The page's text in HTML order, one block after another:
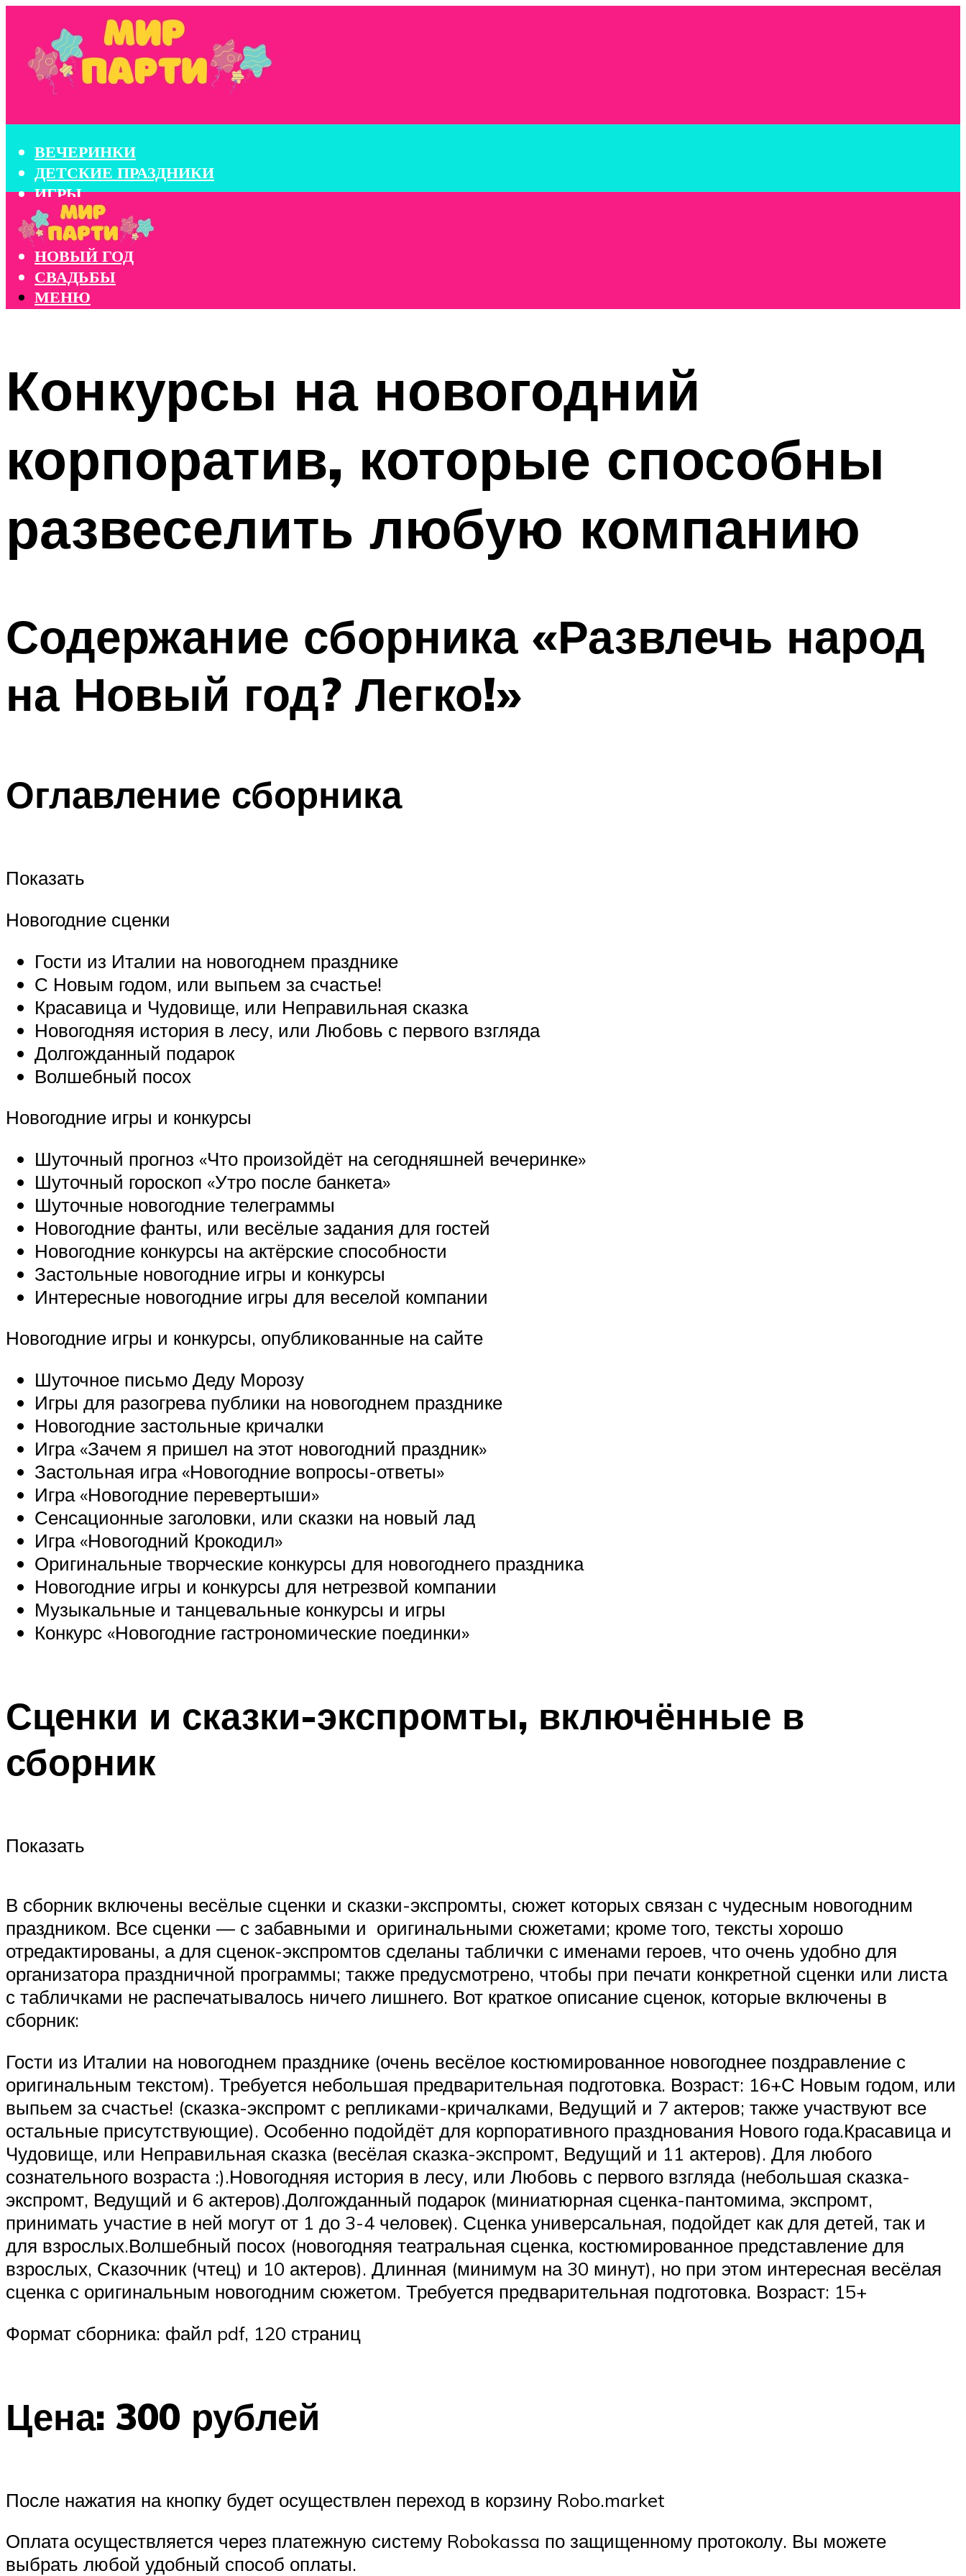
ВЕЧЕРИНКИ
ДЕТСКИЕ ПРАЗДНИКИ
ИГРЫ
КОНКУРСЫ
КОРПОРАТИВЫ
НОВЫЙ ГОД
СВАДЬБЫ
МЕНЮ
Конкурсы на новогодний
корпоратив, которые способны
развеселить любую компанию
Содержание сборника «Развлечь народ
на Новый год? Легко!»
Оглавление сборника
Показать
Новогодние сценки
Гости из Италии на новогоднем празднике
С Новым годом, или выпьем за счастье!
Красавица и Чудовище, или Неправильная сказка
Новогодняя история в лесу, или Любовь с первого взгляда
Долгожданный подарок
Волшебный посох
Новогодние игры и конкурсы
Шуточный прогноз «Что произойдёт на сегодняшней вечеринке»
Шуточный гороскоп «Утро после банкета»
Шуточные новогодние телеграммы
Новогодние фанты, или весёлые задания для гостей
Новогодние конкурсы на актёрские способности
Застольные новогодние игры и конкурсы
Интересные новогодние игры для веселой компании
Новогодние игры и конкурсы, опубликованные на сайте
Шуточное письмо Деду Морозу
Игры для разогрева публики на новогоднем празднике
Новогодние застольные кричалки
Игра «Зачем я пришел на этот новогодний праздник»
Застольная игра «Новогодние вопросы-ответы»
Игра «Новогодние перевертыши»
Сенсационные заголовки, или сказки на новый лад
Игра «Новогодний Крокодил»
Оригинальные творческие конкурсы для новогоднего праздника
Новогодние игры и конкурсы для нетрезвой компании
Музыкальные и танцевальные конкурсы и игры
Конкурс «Новогодние гастрономические поединки»
Сценки и сказки-экспромты, включённые в
сборник
Показать
В сборник включены весёлые сценки и сказки-экспромты, сюжет которых связан с чудесным новогодним
праздником. Все сценки — с забавными и оригинальными сюжетами; кроме того, тексты хорошо
отредактированы, а для сценок-экспромтов сделаны таблички с именами героев, что очень удобно для
организатора праздничной программы; также предусмотрено, чтобы при печати конкретной сценки или листа
с табличками не распечатывалось ничего лишнего. Вот краткое описание сценок, которые включены в
сборник:
Гости из Италии на новогоднем празднике (очень весёлое костюмированное новогоднее поздравление с
оригинальным текстом). Требуется небольшая предварительная подготовка. Возраст: 16+С Новым годом, или
выпьем за счастье! (сказка-экспромт с репликами-кричалками, Ведущий и 7 актеров; также участвуют все
остальные присутствующие). Особенно подойдёт для корпоративного празднования Нового года.Красавица и
Чудовище, или Неправильная сказка (весёлая сказка-экспромт, Ведущий и 11 актеров). Для любого
сознательного возраста :).Новогодняя история в лесу, или Любовь с первого взгляда (небольшая сказка-
экспромт, Ведущий и 6 актеров).Долгожданный подарок (миниатюрная сценка-пантомима, экспромт,
принимать участие в ней могут от 1 до 3-4 человек). Сценка универсальная, подойдет как для детей, так и
для взрослых.Волшебный посох (новогодняя театральная сценка, костюмированное представление для
взрослых, Сказочник (чтец) и 10 актеров). Длинная (минимум на 30 минут), но при этом интересная весёлая
сценка с оригинальным новогодним сюжетом. Требуется предварительная подготовка. Возраст: 15+
Формат сборника: файл pdf, 120 страниц
Цена: 300 рублей
После нажатия на кнопку будет осуществлен переход в корзину Robo.market
Оплата осуществляется через платежную систему Robokassa по защищенному протоколу. Вы можете
выбрать любой удобный способ оплаты.